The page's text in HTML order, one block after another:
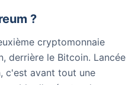
?
cryptomonnaie
derrière le Bitcoin. Lancée
c'est avant tout une